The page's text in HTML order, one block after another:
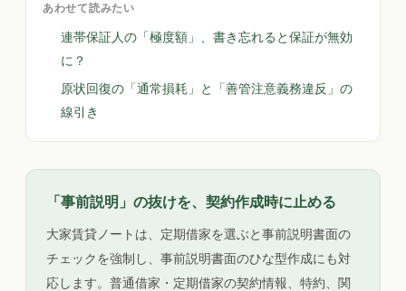
あわせて読みたい
連帯保証人の「極度額」、書き忘れると保証が無効
に？
原状回復の「通常損耗」と「善管注意義務違反」の
線引き
「事前説明」の抜けを、契約作成時に止める
大家賃貸ノートは、定期借家を選ぶと事前説明書面の
チェックを強制し、事前説明書面のひな型作成にも対
応します。普通借家・定期借家の契約情報、特約、関